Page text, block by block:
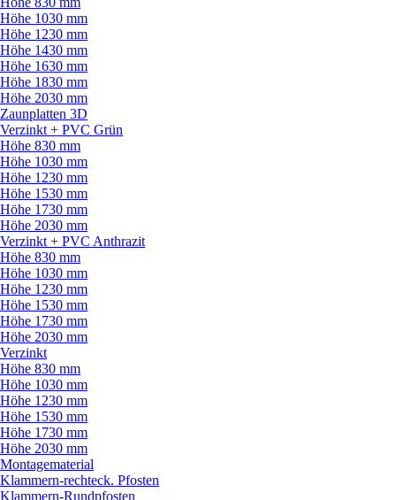
Höhe 1030 mm
Höhe 1230 mm
Höhe 1430 mm
Höhe 1630 mm
Höhe 1830 mm
Höhe 2030 mm
Zaunplatten 3D
Verzinkt + PVC Grün
Höhe 830 mm
Höhe 1030 mm
Höhe 1230 mm
Höhe 1530 mm
Höhe 1730 mm
Höhe 2030 mm
Verzinkt + PVC Anthrazit
Höhe 830 mm
Höhe 1030 mm
Höhe 1230 mm
Höhe 1530 mm
Höhe 1730 mm
Höhe 2030 mm
Verzinkt
Höhe 830 mm
Höhe 1030 mm
Höhe 1230 mm
Höhe 1530 mm
Höhe 1730 mm
Höhe 2030 mm
Montagematerial
Klammern-rechteck. Pfosten
Klammern-Rundpfosten